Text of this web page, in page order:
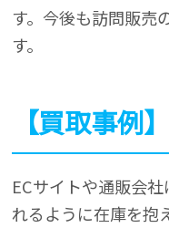
す。今後も訪問販売
す。
【買取事例
ECサイトや通販会
れるように在庫を抱